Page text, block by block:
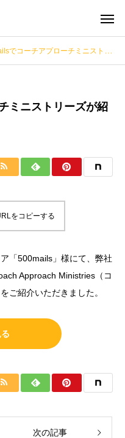
ーチアプローチミニストリーズが紹介されました！
ミニストリーズが紹
をコピーする
「500mails」様にて、弊社
Approach Ministries（コ
ご紹介いただきました。
次の記事